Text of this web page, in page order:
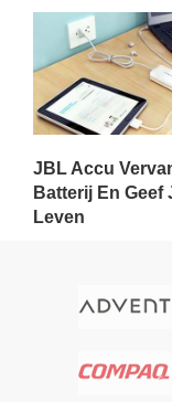
JBL Accu
Batterij En Geef
Leven